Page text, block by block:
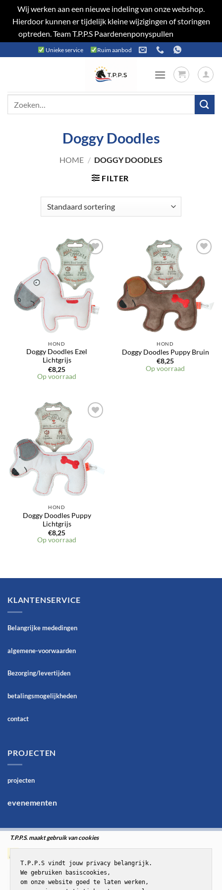
Wij werken aan een nieuwe indeling van onze webshop.
Hierdoor kunnen er tijdelijk kleine wijzigingen of storingen
optreden. Team T.P.P.S Paardenenponyspullen
naar
Unieke service Ruim aanbod
Doggy Doodles
HOME / DOGGY DOODLES
FILTER
HOND
Doggy Doodles Ezel
Lichtgrijs
€8,25
Op voorraad
HOND
Doggy Doodles Puppy Bruin
€8,25
Op voorraad
HOND
Doggy Doodles Puppy
Lichtgrijs
€8,25
Op voorraad
KLANTENSERVICE
Belangrijke mededingen
algemene-voorwaarden
Bezorging/levertijden
betalingsmogelijkheden
contact
PROJECTEN
projecten
evenementen
T.P.P.S. maakt gebruik van cookies
T.P.P.S vindt jouw privacy belangrijk.
We gebruiken basiscookies,
om onze website goed te laten werken,